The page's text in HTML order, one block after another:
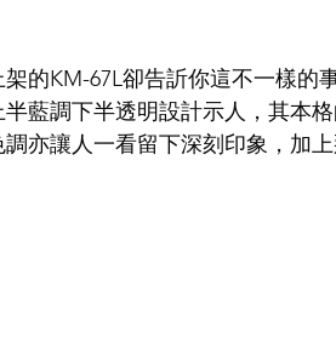
DITA 10EYEVAN THOM
的KM-67L卻告訢你這不一樣的
藍調下半透明設計示人，其本
亦讓人一看留下深刻印象，加